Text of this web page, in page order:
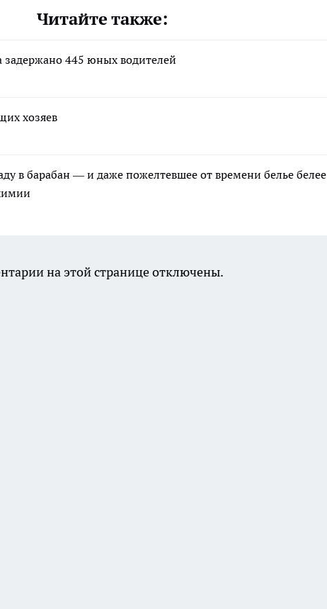
Читайте также:
задержано 445 юных водителей
хозяев
в барабан — и даже пожелтевшее от времени белье белее
на этой странице отключены.